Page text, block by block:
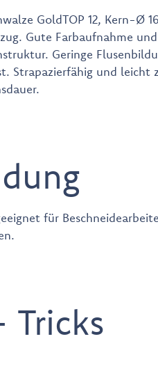
GoldTOP 12, Kern-Ø
Gute Farbaufnahme
Geringe
Strapazierfähig und leicht
für
Tricks